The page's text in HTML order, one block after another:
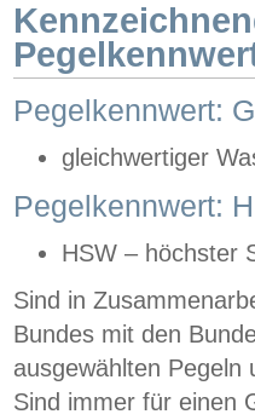
Pegelkennwert:
gleichwertiger
Pegelkennwert:
HSW – höchster
Sind in
Bundes mit den
ausgewählten
Sind immer für einen